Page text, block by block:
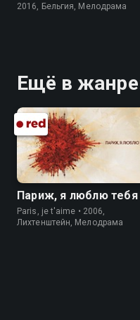
2016, Бельгия, Мелодрама
Ещё в
Париж, я люблю тебя
Paris, je t'aime • 2006,
Лихтенштейн, Мелодрама